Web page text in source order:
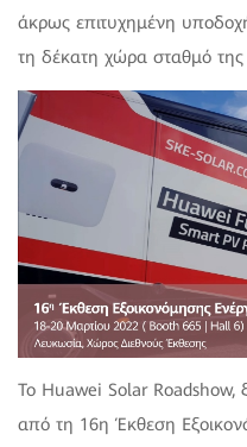
άκρως επιτυχημένη
τη δέκατη χώρα σταθμό
Το Ηuawei Solar Roadshow,
από τη 16η Έκθεση